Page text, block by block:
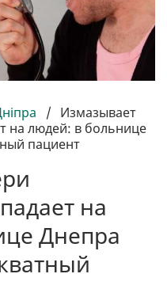
/ Измазывает
на людей: в больнице
пациент
на
Днепра